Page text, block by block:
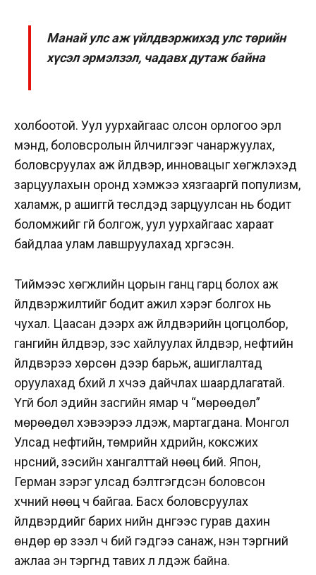
Манай улс аж үйлдвэржихэд улс төрийн
хүсэл эрмэлзэл, чадавх дутаж байна
холбоотой. Уул уурхайгаас олсон орлогоо эрүүл
мэнд, боловсролын үйлчилгээг чанаржуулах,
боловсруулах аж үйлдвэр, инновацыг хөгжүүлэхэд
зарцуулахын оронд хэмжээ хязгааргүй популизм,
халамж, үр ашиггүй төслүүдэд зарцуулсан нь бодит
боломжийг үгүй болгож, уул уурхайгаас хараат
байдлаа улам лавшруулахад хүргэсэн.
Тиймээс хөгжлийн цорын ганц гарц болох аж
үйлдвэржилтийг бодит ажил хэрэг болгох нь
чухал. Цаасан дээрх аж үйлдвэрийн цогцолбор,
гангийн үйлдвэр, зэс хайлуулах үйлдвэр, нефтийн
үйлдвэрээ хөрсөн дээр барьж, ашиглалтад
оруулахад бүхий л хүчээ дайчлах шаардлагатай.
Үгүй бол эдийн засгийн ямар ч “мөрөөдөл”
мөрөөдөл хэвээрээ үлдэж, мартагдана. Монгол
Улсад нефтийн, төмрийн хүдрийн, коксжих
нүүрсний, зэсийн хангалттай нөөц бий. Япон,
Герман зэрэг улсад бэлтгэгдсэн боловсон
хүчний нөөц ч байгаа. Басхүү боловсруулах
үйлдвэрүүдийг барих үнийн дүнгээс гурав дахин
өндөр өр зээл ч бий гэдгээ санаж, нэн тэргүүний
ажлаа эн тэргүүнд тавих л үлдэж байна.